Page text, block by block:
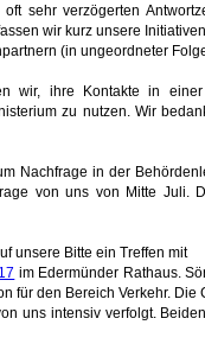
sehr verzögerten
wir kurz unsere
(in ungeordneter
wir, ihre Kontakte in
zu nutzen. Wir
Nachfrage in der
von uns von Mitte Juli.
unsere Bitte ein Treffen mit
im Edermünder Rathaus.
für den Bereich Verkehr.
uns intensiv verfolgt.